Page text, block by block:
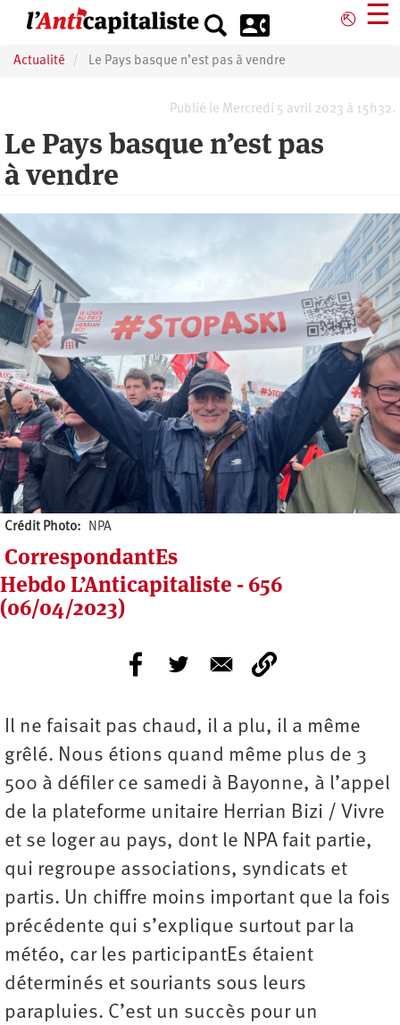
principal
⎋ ☰
Actualité Le Pays basque n’est pas à vendre
Publié le Mercredi 5 avril 2023 à 15h32.
Le Pays basque n’est pas
à vendre
Crédit Photo NPA
CorrespondantEs
Hebdo L’Anticapitaliste - 656
(06/04/2023)
Il ne faisait pas chaud, il a plu, il a même
grêlé. Nous étions quand même plus de 3
500 à défiler ce samedi à Bayonne, à l’appel
de la plateforme unitaire Herrian Bizi / Vivre
et se loger au pays, dont le NPA fait partie,
qui regroupe associations, syndicats et
partis. Un chiffre moins important que la fois
précédente qui s’explique surtout par la
météo, car les participantEs étaient
déterminés et souriants sous leurs
parapluies. C’est un succès pour un